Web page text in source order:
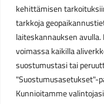
kehittämisen
tarkkoja
laiteskannauksen
voimassa kaikilla
suostumustasi tai
"Suostumusasetukset"-
Kunnioitamme
La 10-14
Kesäkauden
Ma-Pe 10-18
La 9-15
Poikkeavat aukioloajat: